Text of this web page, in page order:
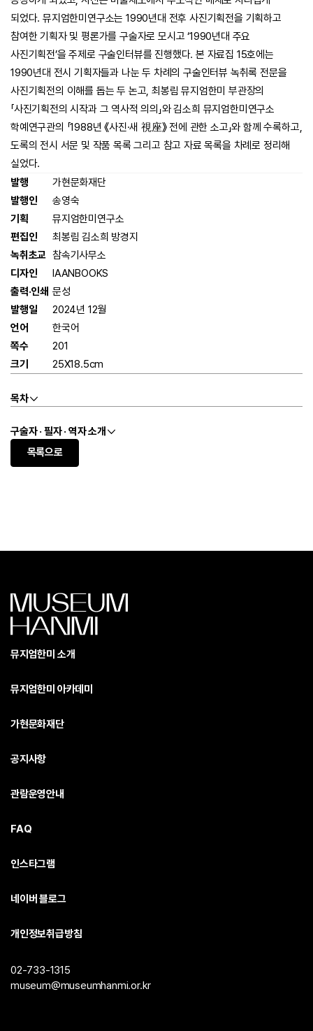
되었다. 뮤지엄한미연구소는 1990년대 전후 사진기획전을 기획하고
참여한 기획자 및 평론가를 구술자로 모시고 ‘1990년대 주요
사진기획전’을 주제로 구술인터뷰를 진행했다. 본 자료집 15호에는
1990년대 전시 기획자들과 나눈 두 차례의 구술인터뷰 녹취록 전문을
사진기획전의 이해를 돕는 두 논고, 최봉림 뮤지엄한미 부관장의
「사진기획전의 시작과 그 역사적 의의」와 김소희 뮤지엄한미연구소
학예연구관의 「1988년 《사진·새 視座》 전에 관한 소고」와 함께 수록하고,
도록의 전시 서문 및 작품 목록 그리고 참고 자료 목록을 차례로 정리해
실었다.
발행
가현문화재단
발행인
송영숙
기획
뮤지엄한미연구소
편집인
최봉림 김소희 방경지
녹취초교 참속기사무소
디자인
IAANBOOKS
출력·인쇄 문성
발행일
2024년 12월
언어
한국어
쪽수
201
크기
25X18.5cm
목차
구술자 · 필자 · 역자 소개
목록으로
뮤지엄한미 소개
뮤지엄한미 아카데미
가현문화재단
공지사항
관람운영안내
FAQ
인스타그램
네이버 블로그
개인정보취급방침
02-733-1315
museum@museumhanmi.or.kr